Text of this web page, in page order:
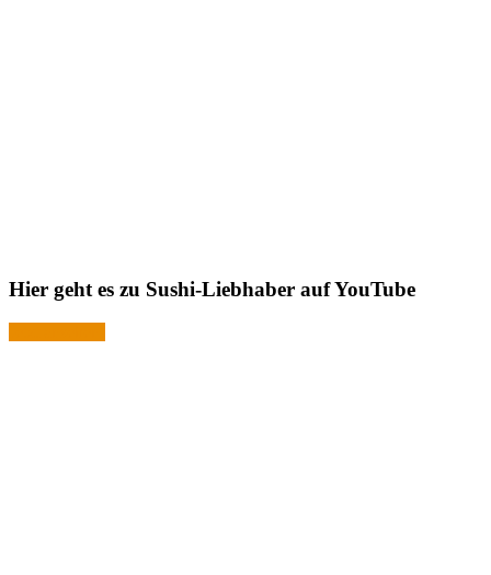
Hier geht es zu Sushi-Liebhaber auf YouTube